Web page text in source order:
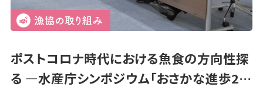
ポストコロナ時代における魚食の方向性探
る ―水産庁シンポジウム「おさかな進歩2…